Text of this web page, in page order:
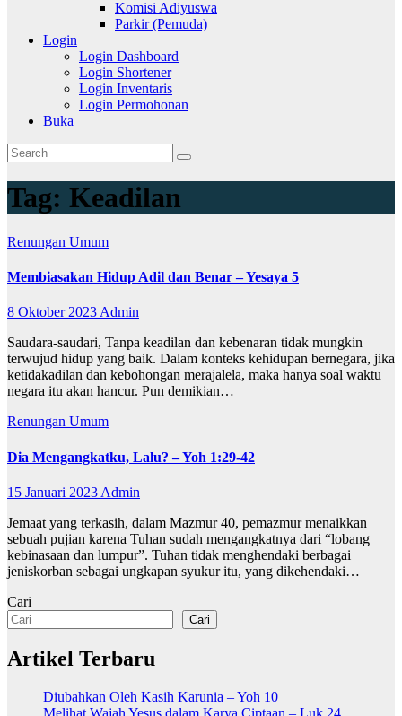
Komisi Adiyuswa
Parkir (Pemuda)
Login
Login Dashboard
Login Shortener
Login Inventaris
Login Permohonan
Buka
Tag: Keadilan
Renungan Umum
Membiasakan Hidup Adil dan Benar – Yesaya 5
8 Oktober 2023Admin
Saudara-saudari, Tanpa keadilan dan kebenaran tidak mungkin
terwujud hidup yang baik. Dalam konteks kehidupan bernegara, jika
ketidakadilan dan kebohongan merajalela, maka hanya soal waktu
negara itu akan hancur. Pun demikian…
Renungan Umum
Dia Mengangkatku, Lalu? – Yoh 1:29-42
15 Januari 2023 Admin
Jemaat yang terkasih, dalam Mazmur 40, pemazmur menaikkan
sebuah pujian karena Tuhan sudah mengangkatnya dari “lobang
kebinasaan dan lumpur”. Tuhan tidak menghendaki berbagai
jeniskorban sebagai ungkapan syukur itu, yang dikehendaki…
Cari
Cari
Artikel Terbaru
Diubahkan Oleh Kasih Karunia – Yoh 10
Melihat Wajah Yesus dalam Karya Ciptaan – Luk 24